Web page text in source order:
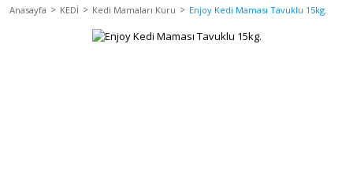
Anasayfa KEDİ Kedi Mamaları Kuru Enjoy Kedi Maması Tavuklu 15kg.